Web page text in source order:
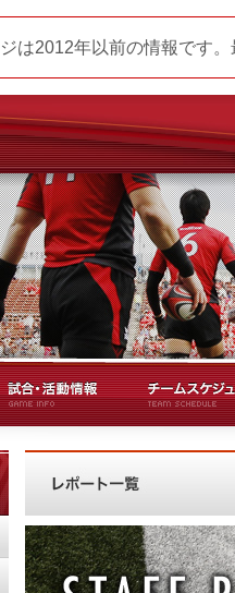
は2012年以前の情報です